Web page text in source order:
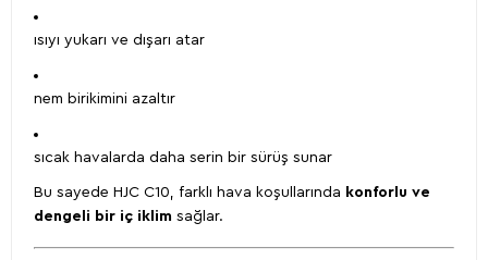
ısıyı yukarı ve dışarı atar
nem birikimini azaltır
sıcak havalarda daha serin bir sürüş sunar
Bu sayede HJC C10, farklı hava koşullarında konforlu ve
dengeli bir iç iklim sağlar.